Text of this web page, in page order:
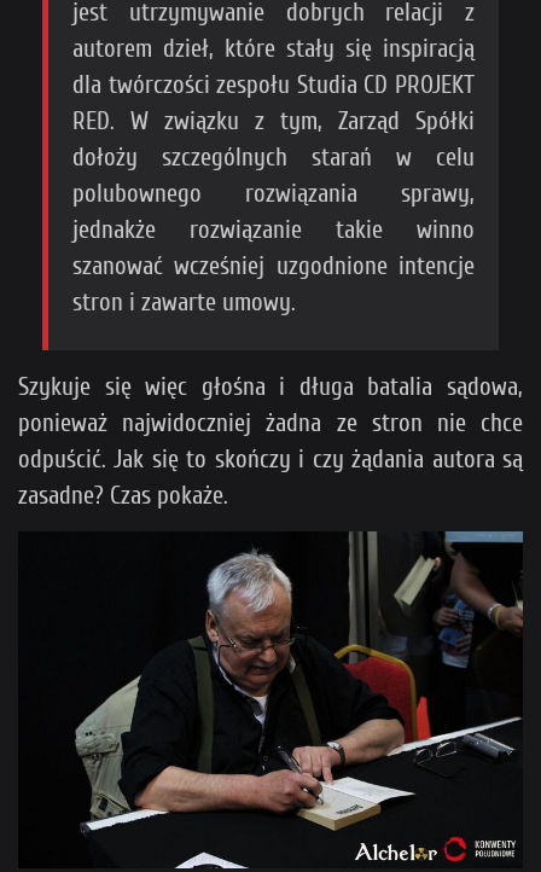
jest utrzymywanie dobrych relacji z
autorem dzieł, które stały się inspiracją
dla twórczości zespołu Studia CD PROJEKT
RED. W związku z tym, Zarząd Spółki
dołoży szczególnych starań w celu
polubownego rozwiązania sprawy,
jednakże rozwiązanie takie winno
szanować wcześniej uzgodnione intencje
stron i zawarte umowy.
Szykuje się więc głośna i długa batalia sądowa,
ponieważ najwidoczniej żadna ze stron nie chce
odpuścić. Jak się to skończy i czy żądania autora są
zasadne? Czas pokaże.